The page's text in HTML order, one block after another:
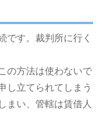
です。裁判所に行く
の方法は使わないで
し立てられてしまう
まい、管轄は賃借人